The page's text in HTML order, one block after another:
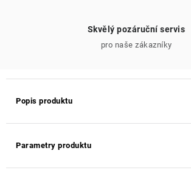
Skvělý pozáruční servis
pro naše zákazníky
Popis produktu
Parametry produktu